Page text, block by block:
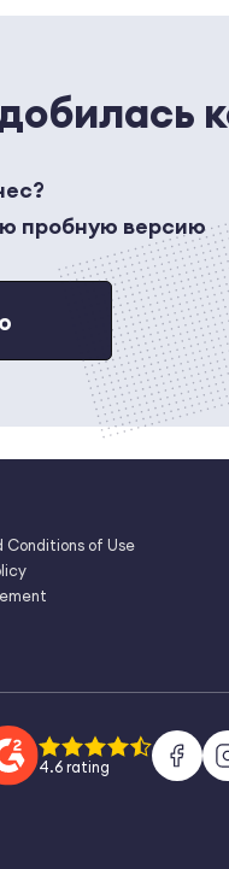
пробную версию
Conditions of Use
4.6 rating